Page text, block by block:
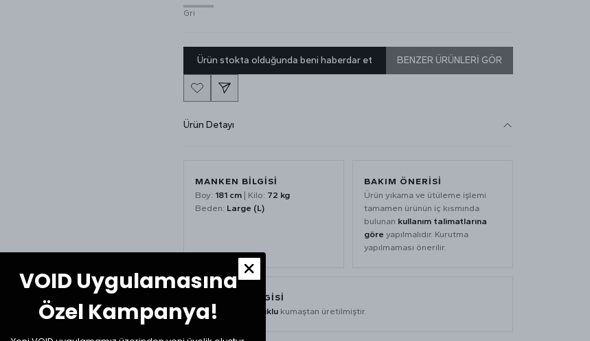
Gri
Ürün stokta olduğunda beni haberdar et BENZER ÜRÜNLERİ GÖR
Ürün Detayı
MANKEN BİLGİSİ
Boy: 181 cm | Kilo: 72 kg
Beden: Large (L)
BAKIM ÖNERİSİ
Ürün yıkama ve ütüleme işlemi
tamamen ürünün iç kısmında
bulunan kullanım talimatlarına
göre yapılmalıdır. Kurutma
yapılmaması önerilir.
MATERYAL BİLGİSİ
Ürün %100 Pamuklu kumaştan üretilmiştir.
VOID Uygulamasına
Özel Kampanya!